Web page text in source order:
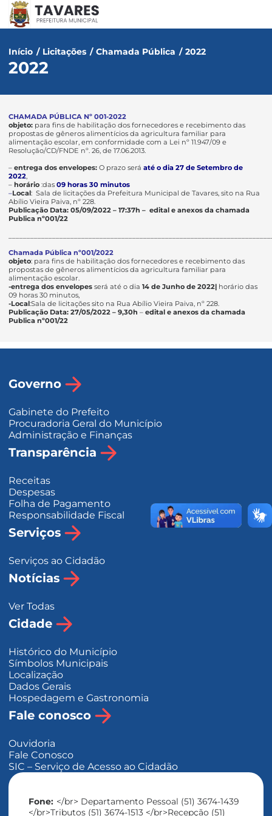
Início / Licitações / Chamada Pública / 2022
2022
CHAMADA PÚBLICA Nº 001-2022
objeto: para fins de habilitação dos fornecedores e recebimento das
propostas de gêneros alimentícios da agricultura familiar para
alimentação escolar, em conformidade com a Lei nº 11.947/09 e
Resolução/CD/FNDE nº. 26, de 17.06.2013.
– entrega dos envelopes:O prazo seráaté o dia 27 de Setembro de
2022
– horário :das09 horas 30 minutos
–Local: Sala de licitações da Prefeitura Municipal de Tavares, sito na Rua
Abílio Vieira Paiva, nº 228.
Publicação Data: 05/09/2022 – 17:37h –edital e anexos da chamada
Publica nº001/22
Chamada Pública nº001/2022
objeto: para fins de habilitação dos fornecedores e recebimento das
propostas de gêneros alimentícios da agricultura familiar para
alimentação escolar.
-entrega dos envelopes será até o dia14 de Junho de 2022| horário das
09 horas 30 minutos,
-Local:Sala de licitações sito na Rua Abílio Vieira Paiva, nº 228.
Publicação Data: 27/05/2022 – 9,30h –edital e anexos da chamada
Publica nº001/22
Governo
Gabinete do Prefeito
Procuradoria Geral do Município
Administração e Finanças
Transparência
Receitas
Despesas
Folha de Pagamento
Responsabilidade Fiscal
Serviços
Serviços ao Cidadão
Notícias
Ver Todas
Cidade
Histórico do Município
Símbolos Municipais
Localização
Dados Gerais
Hospedagem e Gastronomia
Fale conosco
Ouvidoria
Fale Conosco
SIC – Serviço de Acesso ao Cidadão
Fone: </br> Departamento Pessoal (51) 3674-1439
</br>Tributos (51) 3674-1513 </br>Recepção (51)